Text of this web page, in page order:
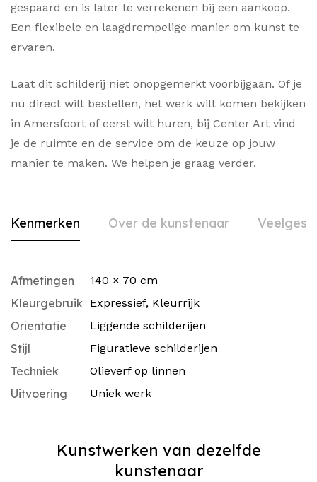
gespaard en is later te verrekenen bij een aankoop.
Een flexibele en laagdrempelige manier om kunst te
ervaren.
Laat dit schilderij niet onopgemerkt voorbijgaan. Of je
nu direct wilt bestellen, het werk wilt komen bekijken
in Amersfoort of eerst wilt huren, bij Center Art vind
je de ruimte en de service om de keuze op jouw
manier te maken. We helpen je graag verder.
Kenmerken Over de kunstenaar
Afmetingen 140 × 70 cm
Kleurgebruik Expressief, Kleurrijk
Orientatie Liggende schilderijen
Stijl Figuratieve schilderijen
Techniek Olieverf op linnen
Uitvoering Uniek werk
Kunstwerken van dezelfde
kunstenaar